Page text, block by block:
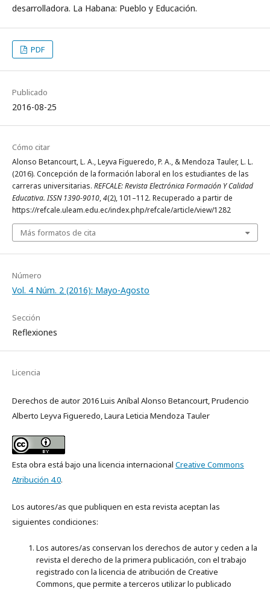
desarrolladora. La Habana: Pueblo y Educación.
PDF
Publicado
2016-08-25
Cómo citar
Alonso Betancourt, L. A., Leyva Figueredo, P. A., & Mendoza Tauler, L. L.
(2016). Concepción de la formación laboral en los estudiantes de las
carreras universitarias. REFCALE: Revista Electrónica Formación Y Calidad
Educativa. ISSN 1390-9010,4(2), 101–112. Recuperado a partir de
https://refcale.uleam.edu.ec/index.php/refcale/article/view/1282
Más formatos de cita
Número
Vol. 4 Núm. 2 (2016): Mayo-Agosto
Sección
Reflexiones
Licencia
Derechos de autor 2016 Luis Aníbal Alonso Betancourt, Prudencio
Alberto Leyva Figueredo, Laura Leticia Mendoza Tauler
Esta obra está bajo una licencia internacional Creative Commons
Atribución 4.0.
Los autores/as que publiquen en esta revista aceptan las
siguientes condiciones:
Los autores/as conservan los derechos de autor y ceden a la
revista el derecho de la primera publicación, con el trabajo
registrado con la licencia de atribución de Creative
Commons, que permite a terceros utilizar lo publicado